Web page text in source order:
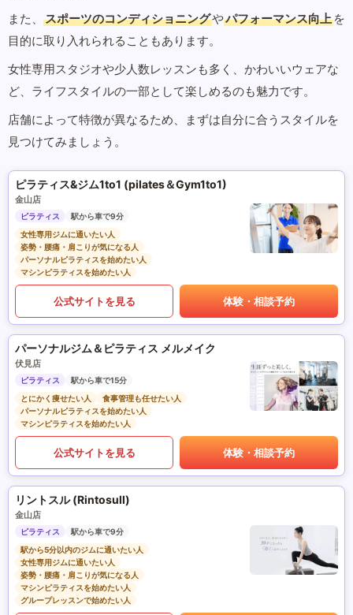
また、
スポーツのコンディショニングやパフォーマンス向上 を
目的に取り入れられることもあります。
女性専用スタジオや少人数レッスンも多く、かわいいウェアな
ど、ライフスタイルの一部として楽しめるのも魅力です。
店舗によって特徴が異なるため、まずは自分に合うスタイルを
見つけてみましょう。
ピラティス&ジム1to1 (pilates＆Gym1to1)
金山店
ピラティス
駅から車で9分
女性専用ジムに通いたい人
姿勢・腰痛・肩こりが気になる人
パーソナルピラティスを始めたい人
マシンピラティスを始めたい人
公式サイトを見る 体験・相談予約
パーソナルジム＆ピラティス メルメイク
伏見店
ピラティス
駅から車で15分
とにかく痩せたい人
食事管理も任せたい人
パーソナルピラティスを始めたい人
マシンピラティスを始めたい人
公式サイトを見る 体験・相談予約
リントスル (Rintosull)
金山店
ピラティス
駅から車で9分
駅から5分以内のジムに通いたい人
女性専用ジムに通いたい人
姿勢・腰痛・肩こりが気になる人
マシンピラティスを始めたい人
グループレッスンで始めたい人